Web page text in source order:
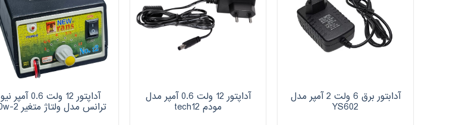
آدابتور برق 6 ولت 2 آمپر مدل
YS602
آداپتور 12 ولت 0.6 آمپر مدل
مودم tech12
آداپتور 12 ولت 0.6 آمپر نیو
ترانس مدل ولتاژ متغیر 10w-2